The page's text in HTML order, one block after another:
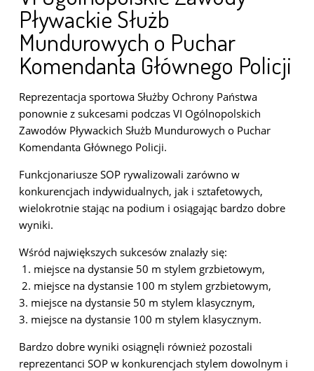
Pływackie Służb
Mundurowych o Puchar
Komendanta Głównego Policji
Reprezentacja sportowa Służby Ochrony Państwa
ponownie z sukcesami podczas VI Ogólnopolskich
Zawodów Pływackich Służb Mundurowych o Puchar
Komendanta Głównego Policji.
Funkcjonariusze SOP rywalizowali zarówno w
konkurencjach indywidualnych, jak i sztafetowych,
wielokrotnie stając na podium i osiągając bardzo dobre
wyniki.
Wśród największych sukcesów znalazły się:
1. miejsce na dystansie 50 m stylem grzbietowym,
2. miejsce na dystansie 100 m stylem grzbietowym,
3. miejsce na dystansie 50 m stylem klasycznym,
3. miejsce na dystansie 100 m stylem klasycznym.
Bardzo dobre wyniki osiągnęli również pozostali
reprezentanci SOP w konkurencjach stylem dowolnym i